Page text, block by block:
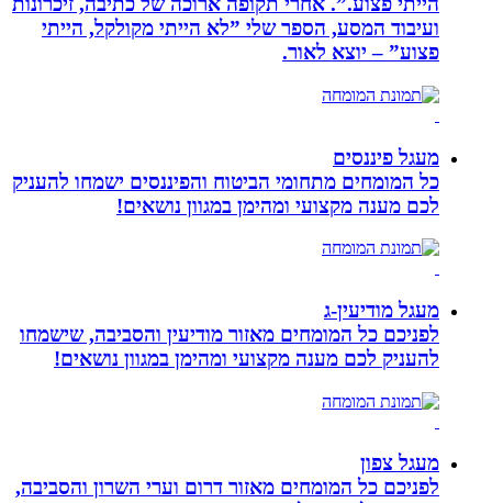
ועיבוד המסע, הספר שלי ”לא הייתי מקולקל, הייתי
פצוע” – יוצא לאור.
מעגל פיננסים
כל המומחים מתחומי הביטוח והפיננסים ישמחו להעניק
לכם מענה מקצועי ומהימן במגוון נושאים!
מעגל מודיעין-ג
לפניכם כל המומחים מאזור מודיעין והסביבה, שישמחו
להעניק לכם מענה מקצועי ומהימן במגוון נושאים!
מעגל צפון
לפניכם כל המומחים מאזור דרום וערי השרון והסביבה,